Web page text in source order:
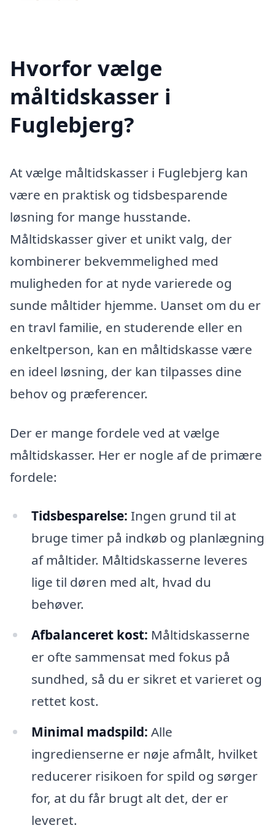
Hvorfor vælge
måltidskasser i
Fuglebjerg?
At vælge måltidskasser i Fuglebjerg kan
være en praktisk og tidsbesparende
løsning for mange husstande.
Måltidskasser giver et unikt valg, der
kombinerer bekvemmelighed med
muligheden for at nyde varierede og
sunde måltider hjemme. Uanset om du er
en travl familie, en studerende eller en
enkeltperson, kan en måltidskasse være
en ideel løsning, der kan tilpasses dine
behov og præferencer.
Der er mange fordele ved at vælge
måltidskasser. Her er nogle af de primære
fordele:
Tidsbesparelse: Ingen grund til at
bruge timer på indkøb og planlægning
af måltider. Måltidskasserne leveres
lige til døren med alt, hvad du
behøver.
Afbalanceret kost: Måltidskasserne
er ofte sammensat med fokus på
sundhed, så du er sikret et varieret og
rettet kost.
Minimal madspild: Alle
ingredienserne er nøje afmålt, hvilket
reducerer risikoen for spild og sørger
for, at du får brugt alt det, der er
leveret.